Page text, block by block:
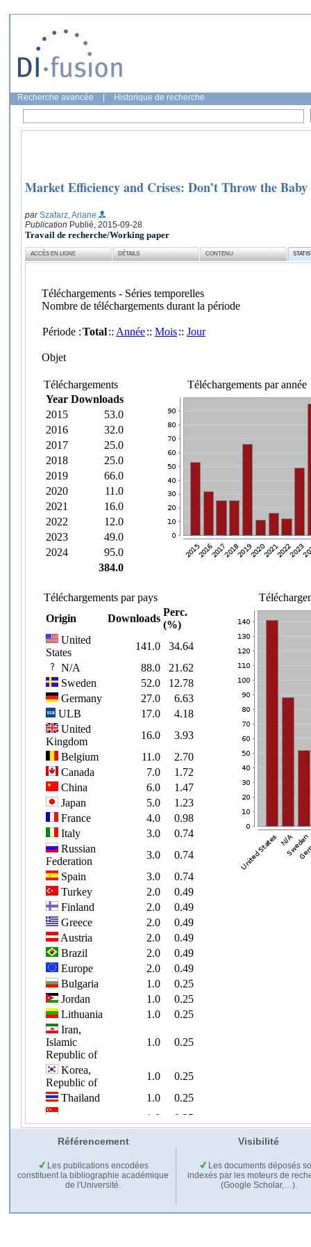
Recherche avancée Historique de recherche
Market Efficiency and Crises: Don’t Throw the
parSzafarz, Ariane
Publication Publié, 2015-09-28
Travail de recherche/Working paper
ACCÈS EN LIGNE DÉTAILS CONTENU
Référencement Visibilité
Les publications encodées
constituent la bibliographie académique
de l'Université.
Les documents déposés
indexés par les moteurs de
(Google Scholar,…).